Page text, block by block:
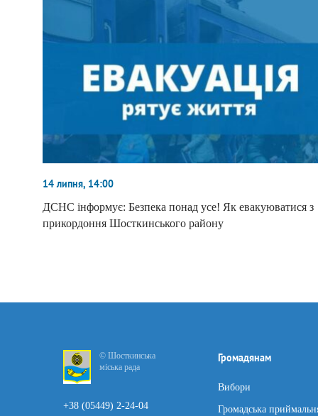
14 липня, 14:00
ДСНС інформує: Безпека понад усе! Як евакуюватися з
прикордоння Шосткинського району
© Шосткинська
міська рада
+38 (05449) 2-24-04
Громадянам
Вибори
Громадська